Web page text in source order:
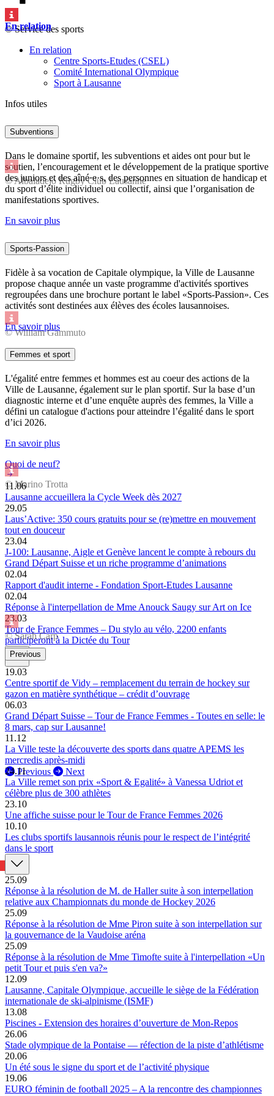
© Service des sports
© Albaladejo Rugby Club Lausanne
© William Gammuto
© Marino Trotta
© Sarah Carp
Previous Next
En relation
En relation
Centre Sports-Etudes (CSEL)
Comité International Olympique
Sport à Lausanne
Infos utiles
Subventions
Dans le domaine sportif, les subventions et aides ont pour but le
soutien, l’encouragement et le développement de la pratique sportive
des juniors et des aîné·e·s, des personnes en situation de handicap et
du sport d’élite individuel ou collectif, ainsi que l’organisation de
manifestations sportives.
En savoir plus
Sports-Passion
Fidèle à sa vocation de Capitale olympique, la Ville de Lausanne
propose chaque année un vaste programme d'activités sportives
regroupées dans une brochure portant le label «Sports-Passion». Ces
activités sont destinées aux élèves des écoles lausannoises.
En savoir plus
Femmes et sport
L'égalité entre femmes et hommes est au coeur des actions de la
Ville de Lausanne, également sur le plan sportif. Sur la base d’un
diagnostic interne et d’une enquête auprès des femmes, la Ville a
défini un catalogue d'actions pour atteindre l’égalité dans le sport
d’ici 2026.
En savoir plus
Quoi de neuf?
11.06
Lausanne accueillera la Cycle Week dès 2027
29.05
Laus’Active: 350 cours gratuits pour se (re)mettre en mouvement
tout en douceur
23.04
J-100: Lausanne, Aigle et Genève lancent le compte à rebours du
Grand Départ Suisse et un riche programme d’animations
02.04
Rapport d'audit interne - Fondation Sport-Etudes Lausanne
02.04
Réponse à l'interpellation de Mme Anouck Saugy sur Art on Ice
23.03
Tour de France Femmes – Du stylo au vélo, 2200 enfants
participeront à la Dictée du Tour
19.03
Centre sportif de Vidy – remplacement du terrain de hockey sur
gazon en matière synthétique – crédit d’ouvrage
06.03
Grand Départ Suisse – Tour de France Femmes - Toutes en selle: le
8 mars, cap sur Lausanne!
11.12
La Ville teste la découverte des sports dans quatre APEMS les
mercredis après-midi
24.11
La Ville remet son prix «Sport & Egalité» à Vanessa Udriot et
célèbre plus de 300 athlètes
23.10
Une affiche suisse pour le Tour de France Femmes 2026
10.10
Les clubs sportifs lausannois réunis pour le respect de l’intégrité
dans le sport
25.09
Réponse à la résolution de M. de Haller suite à son interpellation
relative aux Championnats du monde de Hockey 2026
25.09
Réponse à la résolution de Mme Piron suite à son interpellation sur
la gouvernance de la Vaudoise aréna
25.09
Réponse à la résolution de Mme Timofte suite à l'interpellation «Un
petit Tour et puis s'en va?»
12.09
Lausanne, Capitale Olympique, accueille le siège de la Fédération
internationale de ski-alpinisme (ISMF)
13.08
Piscines - Extension des horaires d’ouverture de Mon-Repos
26.06
Stade olympique de la Pontaise — réfection de la piste d’athlétisme
20.06
Un été sous le signe du sport et de l’activité physique
19.06
EURO féminin de football 2025 – A la rencontre des championnes
Previous